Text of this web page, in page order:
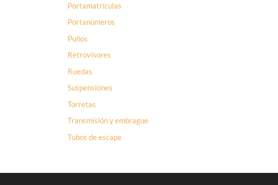
Portamatrículas
Portanúmeros
Puños
Retrovisores
Ruedas
Suspensiones
Torretas
Transmisión y embrague
Tubos de escape